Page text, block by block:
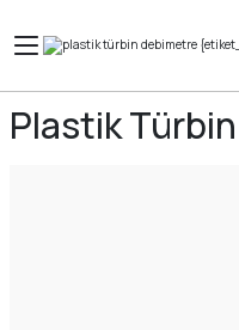
Plastik